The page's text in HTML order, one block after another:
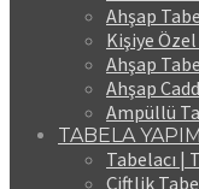
Ahşap
Kişiye
Ahşap
Ahşap
Ampüllü
TABELA
Tabelacı |
Çiftlik